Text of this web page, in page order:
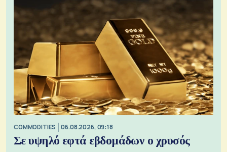
COMMODITIES 06.08.2026, 09:18
Σε υψηλό εφτά εβδομάδων ο χρυσός